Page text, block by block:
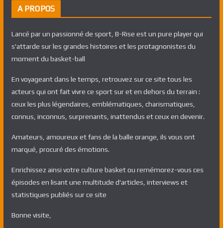
A PROPOS
Lancé par un passionné de sport, B-Rise est un pure player qui
s'attarde sur les grandes histoires et les protagnonistes du
moment du basket-ball
En voyageant dans le temps, retrouvez sur ce site tous les
acteurs qui ont fait vivre ce sport sur et en dehors du terrain :
ceux les plus légendaires, emblématiques, charismatiques,
connus, inconnus, surprenants, inattendus et ceux en devenir.
Amateurs, amoureux et fans de la balle orange, ils vous ont
marqué, procuré des émotions.
Enrichissez ainsi votre culture basket ou remémorez-vous ces
épisodes en lisant une multitude d'articles, interviews et
statistiques publiés sur ce site
Bonne visite,